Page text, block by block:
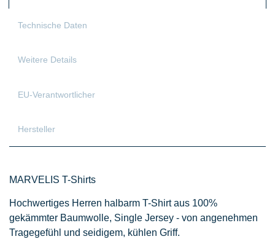
Technische Daten
Weitere Details
EU-Verantwortlicher
Hersteller
MARVELIS T-Shirts
Hochwertiges Herren halbarm T-Shirt aus 100%
gekämmter Baumwolle, Single Jersey - von angenehmen
Tragegefühl und seidigem, kühlen Griff.